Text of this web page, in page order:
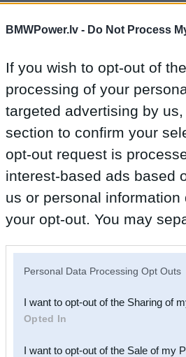
BMWPower.lv - Do Not Process
If you wish to opt-out of
processing of your
targeted advertising by
section to confirm your
opt-out request is
interest-based ads based
us or personal
your opt-out. You may
Downstream Participants
third parties.
Personal Data Processing Opt Outs
I want to opt-out of the Sharing of
Opted In
I want to opt-out of the Sale of my